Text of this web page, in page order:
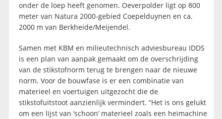
onder de loep heeft genomen. Oeverpolder ligt op 800
meter van Natura 2000-gebied Coepelduynen en ca.
2000 m van Berkheide/Meijendel.
Samen met KBM en milieutechnisch adviesbureau IDDS
is een plan van aanpak gemaakt om de overschrijding
van de stikstofnorm terug te brengen naar de nieuwe
norm. Voor de bouwfase is er een combinatie van
materieel en voertuigen uitgezocht die de
stikstofuitstoot aanzienlijk vermindert. “Het is ons gelukt
om een lijst van ‘schoon’ materieel zoals een heimachine